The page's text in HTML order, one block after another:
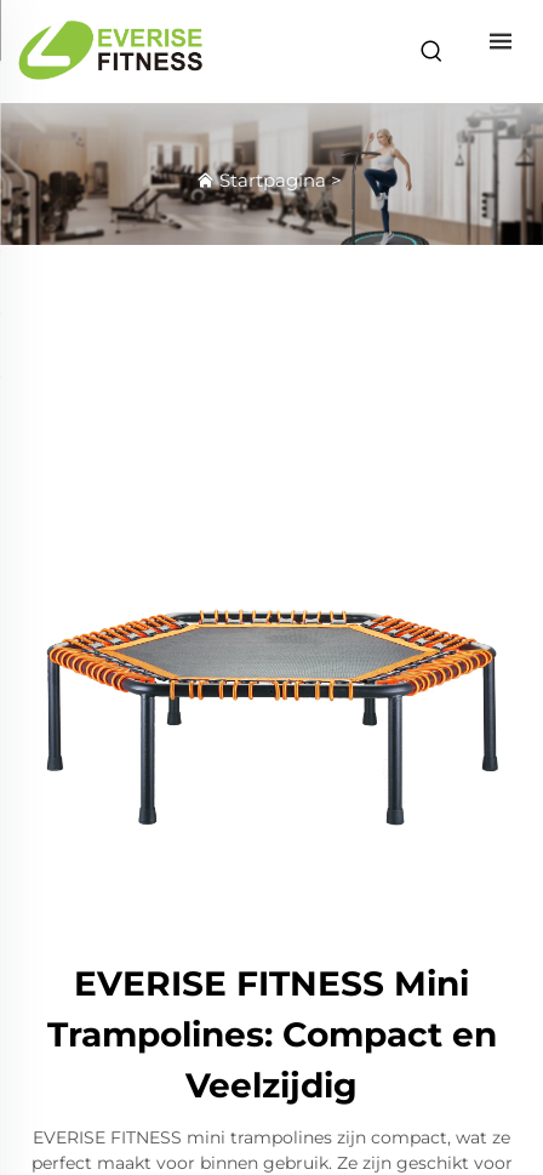
Startpagina>
EVERISE FITNESS Mini
Trampolines: Compact en
Veelzijdig
EVERISE FITNESS mini trampolines zijn compact, wat ze
perfect maakt voor binnen gebruik. Ze zijn geschikt voor